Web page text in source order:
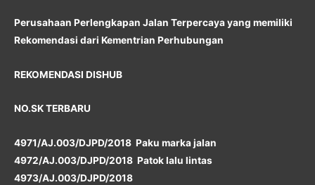
Perusahaan Perlengkapan Jalan Terpercaya yang memiliki
Rekomendasi dari Kementrian Perhubungan
REKOMENDASI DISHUB
NO.SK TERBARU
4971/AJ.003/DJPD/2018 Paku marka jalan
4972/AJ.003/DJPD/2018 Patok lalu lintas
4973/AJ.003/DJPD/2018